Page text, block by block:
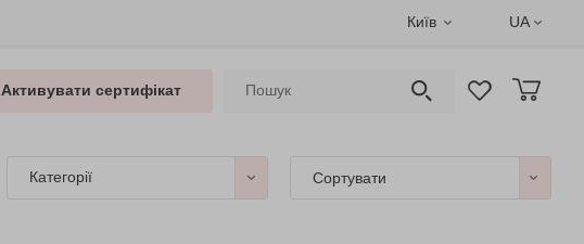
Київ UA
Активувати сертифікат
Категорії Сортувати